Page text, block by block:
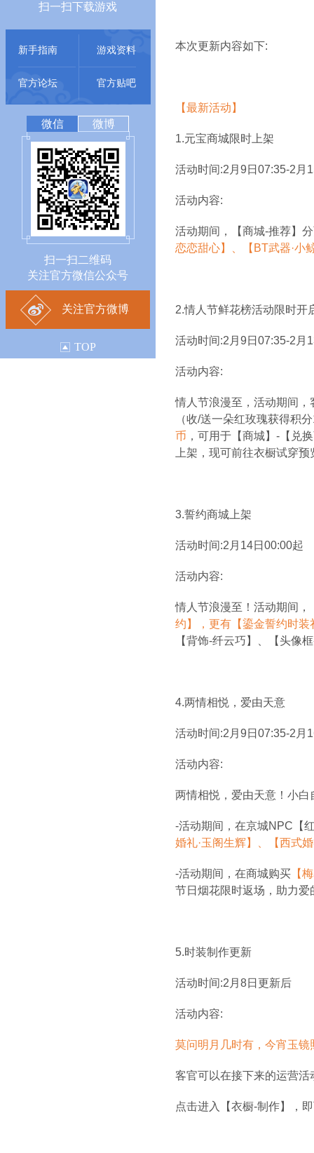
扫一扫下载游戏
新手指南 游戏资料
官方论坛 官方贴吧
微信 微博
扫一扫二维码
关注官方微信公众号
关注官方微博
TOP
本次更新内容如下:
【最新活动】
1.元宝商城限时上架
活动时间:2月9日07:35-2月
活动内容:
活动期间，【商城-推荐】
恋恋甜心】、【BT武器·小
2.情人节鲜花榜活动限时开
活动时间:2月9日07:35-2月
活动内容:
情人节浪漫至，活动期间
（收/送一朵红玫瑰获得积
币 ，可用于【商城】-【兑
上架，现可前往衣橱试穿
3.誓约商城上架
活动时间:2月14日00:00起
活动内容:
情人节浪漫至！活动期间
约】，更有【鎏金誓约时
【背饰-纤云巧】、【头像
4.两情相悦，爱由天意
活动时间:2月9日07:35-2月
活动内容:
两情相悦，爱由天意！小
-活动期间，在京城NPC【
婚礼·玉阁生辉】、【西式
-活动期间，在商城购买 【
节日烟花限时返场，助力爱
5.时装制作更新
活动时间:2月8日更新后
活动内容:
莫问明月几时有，今宵玉
客官可以在接下来的运营
点击进入【衣橱-制作】，